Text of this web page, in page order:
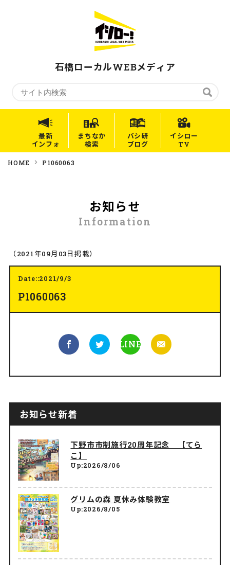
石橋ローカルWEBメディア
最新
インフォ
まちなか
検索
バシ研
ブログ
イシロー
TV
HOME P1060063
お知らせ
Information
（2021年09月03日掲載）
Date::2021/9/3
P1060063
LINE
お知らせ新着
下野市市制施行20周年記念 【てら
こ】
Up:2026/8/06
グリムの森 夏休み体験教室
Up:2026/8/05